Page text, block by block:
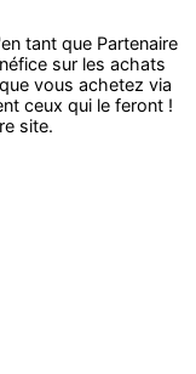
tant que Partenaire
sur les achats
vous achetez via
ceux qui le feront !
site.